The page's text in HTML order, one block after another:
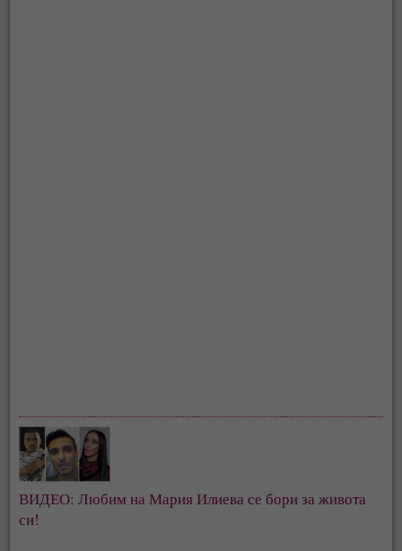
ВИДЕО: Любим на Мария Илиева се бори за живота
си!